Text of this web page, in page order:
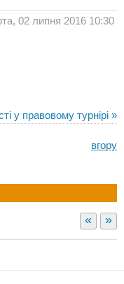
02 липня 2016 10:30
у правовому турнірі »
вгору
« »